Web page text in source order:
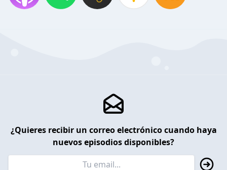
¿Quieres recibir un correo electrónico cuando haya
nuevos episodios disponibles?